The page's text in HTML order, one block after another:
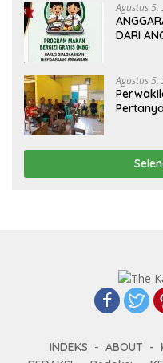
Agustus 5,
DARI
Agustus 5,
INDEKS ABOUT